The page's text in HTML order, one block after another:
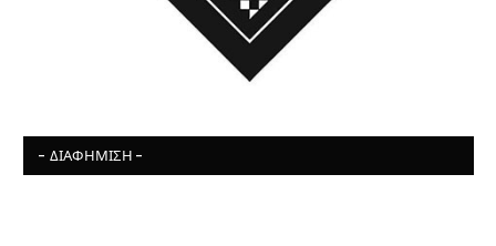
- ΔΙΑΦΉΜΙΣΗ -